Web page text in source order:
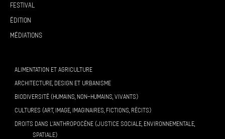
Festival
Édition
Médiations
ALIMENTATION ET AGRICULTURE
ARCHITECTURE, DESIGN ET URBANISME
BIODIVERSITÉ (HUMAINS, NON-HUMAINS, VIVANTS)
CULTURES (ART, IMAGE, IMAGINAIRES, FICTIONS, RÉCITS)
DROITS DANS L’ANTHROPOCÈNE (JUSTICE SOCIALE, ENVIRONNEMENTALE,
SPATIALE)